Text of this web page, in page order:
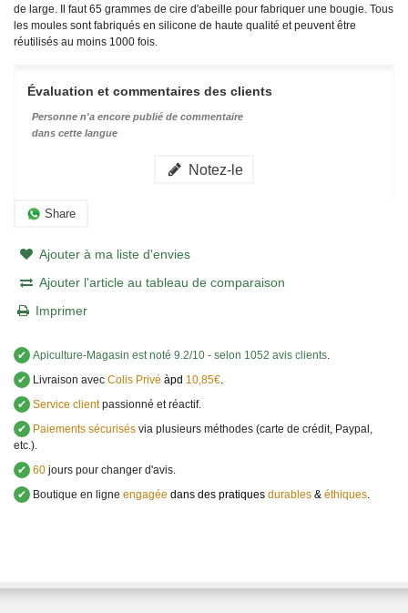
de large. Il faut 65 grammes de cire d'abeille pour fabriquer une bougie. Tous
les moules sont fabriqués en silicone de haute qualité et peuvent être
réutilisés au moins 1000 fois.
Évaluation et commentaires des clients
Personne n'a encore publié de commentaire
dans cette langue
Notez-le
Share
Ajouter à ma liste d'envies
Ajouter l'article au tableau de comparaison
Imprimer
✔ Apiculture-Magasin est noté 9.2/10 - selon 1052 avis clients.
✔
Livraison avec Colis Privé àpd 10,85€.
✔ Service clientpassionné et réactif.
✔
Paiements sécurisés via plusieurs méthodes (carte de crédit, Paypal,
etc.).
✔ 60 jours pour changer d'avis.
✔
Boutique en ligne engagée dans des pratiques durables & éthiques.